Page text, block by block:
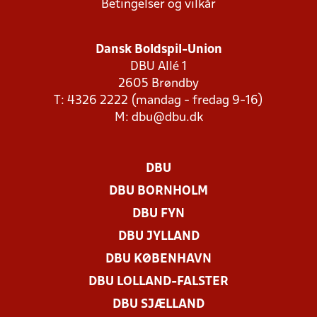
Betingelser og vilkår
Dansk Boldspil-Union
DBU Allé 1
2605 Brøndby
T: 4326 2222 (mandag - fredag 9-16)
M: dbu@dbu.dk
DBU
DBU BORNHOLM
DBU FYN
DBU JYLLAND
DBU KØBENHAVN
DBU LOLLAND-FALSTER
DBU SJÆLLAND